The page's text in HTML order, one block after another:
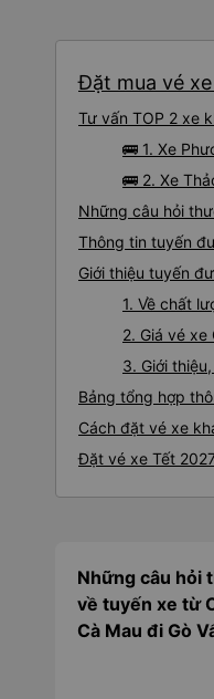
Đặt mua vé
Tư vấn TOP 2 xe
🚌 1. Xe
🚌 2. Xe
Những câu hỏi
Thông tin tuyến
Giới thiệu tuyến
1. Về chất
2. Giá vé xe
3. Giới
Bảng tổng hợp
Cách đặt vé xe
Đặt vé xe Tết
Những câu hỏi
về tuyến xe từ
Cà Mau đi Gò